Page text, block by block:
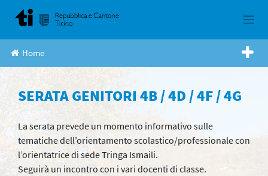
Home
SERATA GENITORI 4B / 4D / 4F / 4G
La serata prevede un momento informativo sulle
tematiche dell’orientamento scolastico/professionale con
l’orientatrice di sede Tringa Ismaili.
Seguirà un incontro con i vari docenti di classe.